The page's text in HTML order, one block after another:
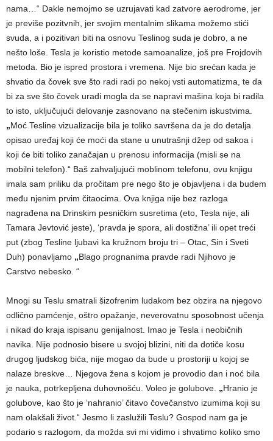
nama…“ Dakle nemojmo se uzrujavati kad zatvore aerodrome, jer
je previše pozitvnih, jer svojim mentalnim slikama možemo stići
svuda, a i pozitivan biti na osnovu Teslinog suda je dobro, a ne
nešto loše. Tesla je koristio metode samoanalize, još pre Frojdovih
metoda. Bio je ispred prostora i vremena. Nije bio srećan kada je
shvatio da čovek sve što radi radi po nekoj vsti automatizma, te da
bi za sve što čovek uradi mogla da se napravi mašina koja bi radila
to isto, uključujući delovanje zasnovano na stečenim iskustvima.
„Moć Tesline vizualizacije bila je toliko savršena da je do detalja
opisao uređaj koji će moći da stane u unutrašnji džep od sakoa i
koji će biti toliko zanačajan u prenosu informacija (misli se na
mobilni telefon).“ Baš zahvaljujući moblinom telefonu, ovu knjigu
imala sam priliku da pročitam pre nego što je objavljena i da budem
među njenim prvim čitaocima. Ova knjiga nije bez razloga
nagrađena na Drinskim pesničkim susretima (eto, Tesla nije, ali
Tamara Jevtović jeste), ‘pravda je spora, ali dostižna’ ili opet treći
put (zbog Tesline ljubavi ka kružnom broju tri – Otac, Sin i Sveti
Duh) ponavljamo „Blago prognanima pravde radi Njihovo je
Carstvo nebesko. “
Mnogi su Teslu smatrali šizofrenim ludakom bez obzira na njegovo
odlično pamćenje, oštro opažanje, neverovatnu sposobnost učenja
i nikad do kraja ispisanu genijalnost. Imao je Tesla i neobičnih
navika. Nije podnosio bisere u svojoj blizini, niti da dotiče kosu
drugog ljudskog bića, nije mogao da bude u prostoriji u kojoj se
nalaze breskve… Njegova žena s kojom je provodio dan i noć bila
je nauka, potrkepljena duhovnošću. Voleo je golubove. „Hranio je
golubove, kao što je ‘nahranio’ čitavo čovečanstvo izumima koji su
nam olakšali život.“ Jesmo li zaslužili Teslu? Gospod nam ga je
podario s razlogom, da možda svi mi vidimo i shvatimo koliko smo